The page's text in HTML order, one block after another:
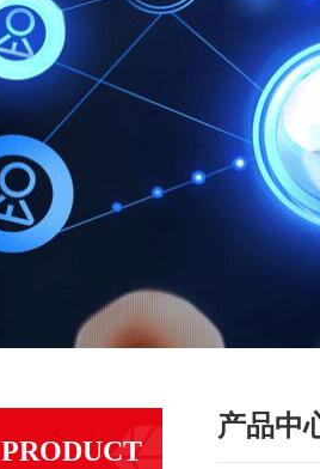
PRODUCT
产品中